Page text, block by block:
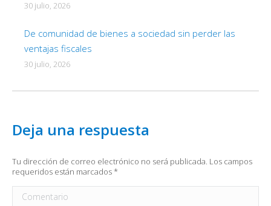
30 julio, 2026
De comunidad de bienes a sociedad sin perder las
ventajas fiscales
30 julio, 2026
Deja una respuesta
Tu dirección de correo electrónico no será publicada. Los campos
requeridos están marcados*
Comentario